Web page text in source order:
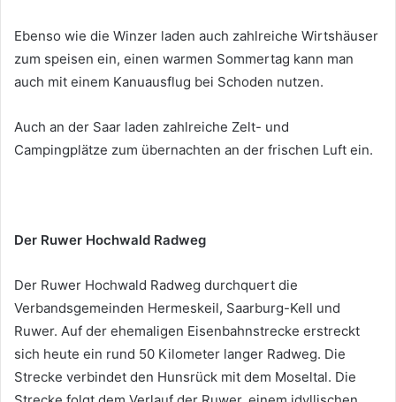
Ebenso wie die Winzer laden auch zahlreiche Wirtshäuser
zum speisen ein, einen warmen Sommertag kann man
auch mit einem Kanuausflug bei Schoden nutzen.
Auch an der Saar laden zahlreiche Zelt- und
Campingplätze zum übernachten an der frischen Luft ein.
Der Ruwer Hochwald Radweg
Der Ruwer Hochwald Radweg durchquert die
Verbandsgemeinden Hermeskeil, Saarburg-Kell und
Ruwer. Auf der ehemaligen Eisenbahnstrecke erstreckt
sich heute ein rund 50 Kilometer langer Radweg. Die
Strecke verbindet den Hunsrück mit dem Moseltal. Die